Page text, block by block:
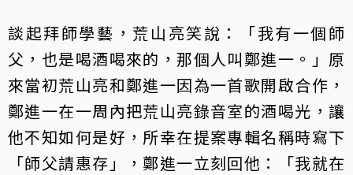
談起拜師學藝，荒山亮笑說：「我有一個師
父，也是喝酒喝來的，那個人叫鄭進一。」原
來當初荒山亮和鄭進一因為一首歌開啟合作，
鄭進一在一周內把荒山亮錄音室的酒喝光，讓
他不知如何是好，所幸在提案專輯名稱時寫下
「師父請惠存」，鄭進一立刻回他：「我就在